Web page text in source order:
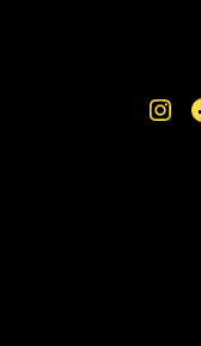
Instagram Facebook